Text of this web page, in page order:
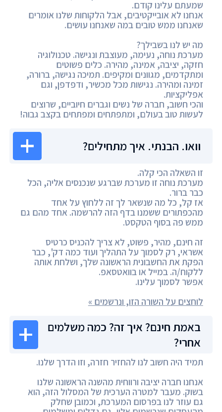
שמעתם עלינו קודם.
אנחנו לא אובייקטיבים, אבל הלקוחות שלנו אומרים
שאנחנו ממש טובים במה שאנחנו עושים.
מה יש לנו בשבילך?
מערכת נוחה, נעימה, מעוצבת ונגישה. טכנולוגיה
חזקה, יציבה, אמינה, מהירה. כלים פשוטים
ומתקדמים, מגוונים ומקיפים. תמיכה נגישה, ברורה,
זמינה ומהירה. נגישות מכל מכשיר, ודפדפן, וגם
אפליקציות.
והכי חשוב, חברה של נשים וגברים חיוביים, שרוצים
לעשות טוב בעולם, ומתפתחים ומפתחים בקצב גבוה!
וואו. הבנתי. איך מתחילים?
זו השאלה הכי קלה.
מערכת נוחה זו מערכת שברגע שנכנסים אליה, הכל
כבר ברור.
אז קל, כל מה שנשאר לך זה ללחוץ על אחד
מהכפתורים ששמנו בדף הזה להרשמה. אחד מהם גם
ממש פה בסוף הטקסט.
זה חינם, מהיר, פשוט, לא צריך להכניס כרטיס
אשראי, רק לסמוך על התהליך ועוד כמה דק', כבר
הפקת את החשבונית הראשונה שלך, ושלחת אותה
ללקוח/ה. במייל או בוואטסאפ.
אפשר לסמוך עלינו.
לוחצים על השורה הזו, ונרשמים »
באמת חינם? איך זה? כמה משלמים
אחרי?
תמיד היה חשוב לנו להחזיר חזרה, וזו הדרך שלנו.
אנחנו חברה יציבה ורווחית מהשנה הראשונה שלנו
בשוק. מעבר למטרה הערכית של המסלול הזה, הוא
גם עוזר לנו בפרסום המערכת, וכמובן שחלק